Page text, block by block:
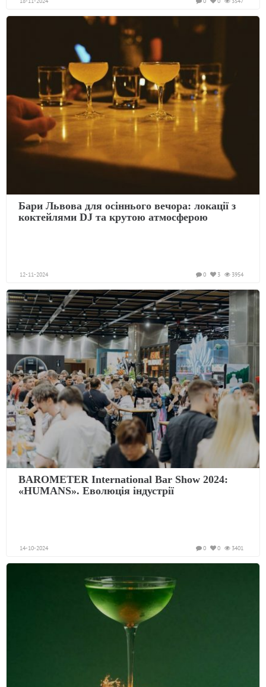
Бари Львова для осіннього вечора: локації з
коктейлями DJ та крутою атмосферою
12-11-2024 3954
3
0
BAROMETER International Bar Show 2024:
«HUMANS». Еволюція індустрії
14-10-2024 3401
0
0